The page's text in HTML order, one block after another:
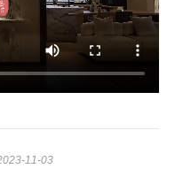
11-03